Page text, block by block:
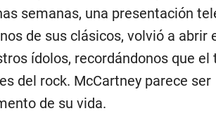
semanas, una presentación
de sus clásicos, volvió a abrir
ídolos, recordándonos que el
del rock. McCartney parece ser
de su vida.